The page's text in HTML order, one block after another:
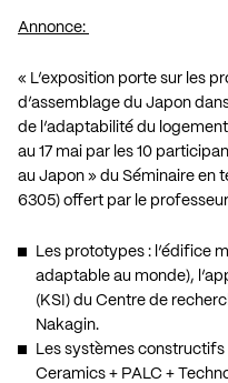
Annonce:
« L’exposition porte sur les
d’assemblage du Japon
de l’adaptabilité du
au 17 mai par les 10
au Japon » du Séminaire en
6305) offert par le
Les prototypes : l’édifice
adaptable au monde),
(KSI) du Centre de
Nakagin.
Les systèmes
Ceramics + PALC +